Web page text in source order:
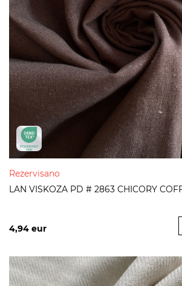
Rezervisano
LAN VISKOZA PD # 2863 CHICORY
4,94 eur